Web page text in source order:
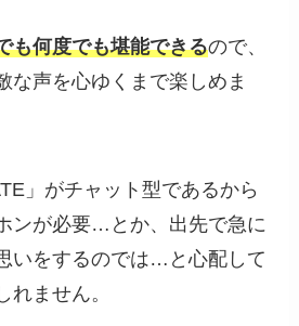
も何度でも堪能できるので、
な声を心ゆくまで楽しめま
」がチャット型であるから
ンが必要…とか、出先で急に
いをするのでは…と心配して
れません。